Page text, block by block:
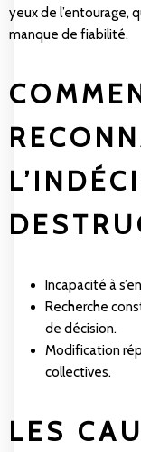
yeux de l’entourage,
manque de fiabilité.
Incapacité à
Recherche
de décision.
Modification
collectives.
LES